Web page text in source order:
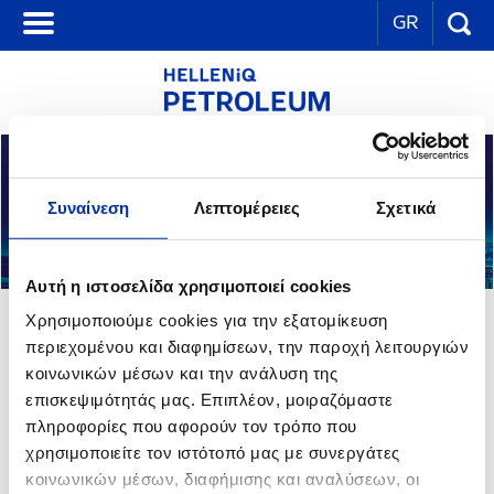
Συναίνεση Λεπτομέρειες Σχετικά
Αυτή η ιστοσελίδα χρησιμοποιεί cookies
Χρησιμοποιούμε cookies για την εξατομίκευση
περιεχομένου και διαφημίσεων, την παροχή λειτουργιών
κοινωνικών μέσων και την ανάλυση της
επισκεψιμότητάς μας. Επιπλέον, μοιραζόμαστε
πληροφορίες που αφορούν τον τρόπο που
χρησιμοποιείτε τον ιστότοπό μας με συνεργάτες
κοινωνικών μέσων, διαφήμισης και αναλύσεων, οι
GR
Η ΕΤΑΙΡΕΙΑ
Η HELLENiQ PETROLEUM είναι θυγατρική εταιρεία της HELLENiQ
ENERGY και δραστηριοποιείται στη διύλιση, στον εφοδιασμό και
πωλήσεις πετρελαιοειδών και πετροχημικών.